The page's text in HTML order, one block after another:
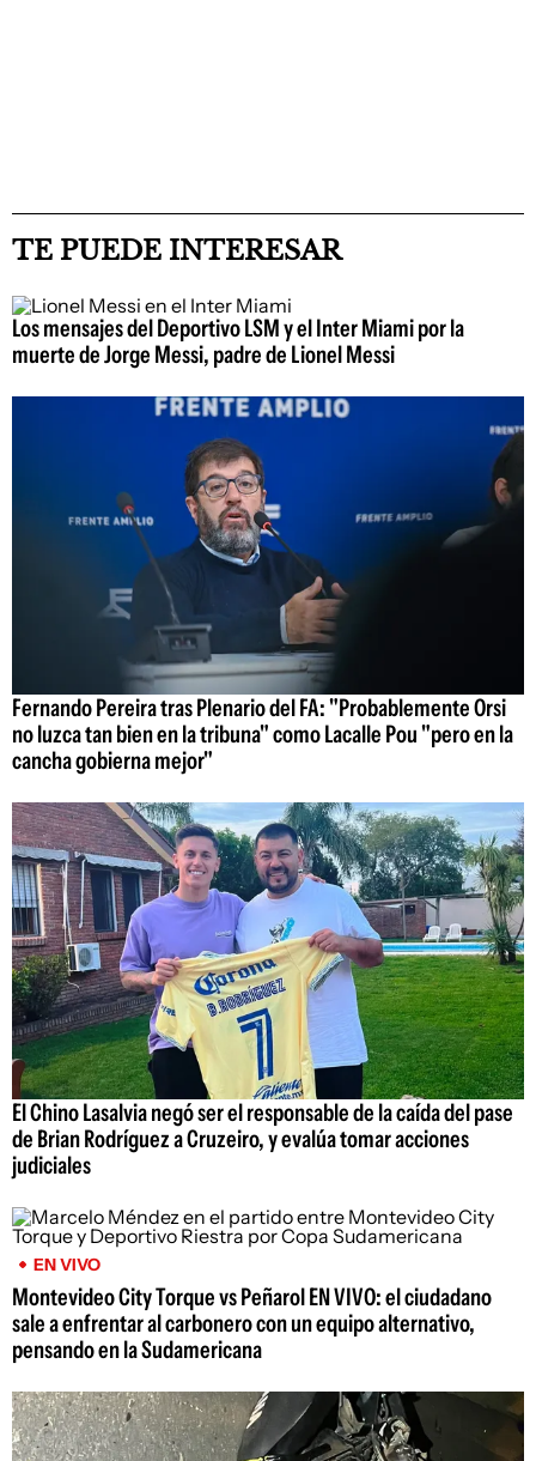
TE PUEDE INTERESAR
Los mensajes del Deportivo LSM y el Inter Miami por la
muerte de Jorge Messi, padre de Lionel Messi
Fernando Pereira tras Plenario del FA: "Probablemente Orsi
no luzca tan bien en la tribuna" como Lacalle Pou "pero en la
cancha gobierna mejor"
El Chino Lasalvia negó ser el responsable de la caída del pase
de Brian Rodríguez a Cruzeiro, y evalúa tomar acciones
judiciales
EN VIVO
Montevideo City Torque vs Peñarol EN VIVO: el ciudadano
sale a enfrentar al carbonero con un equipo alternativo,
pensando en la Sudamericana